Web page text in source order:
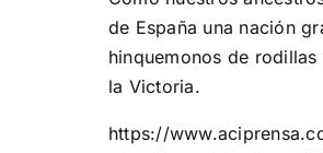
de España una nación
hinquemonos de
la Victoria.
https://